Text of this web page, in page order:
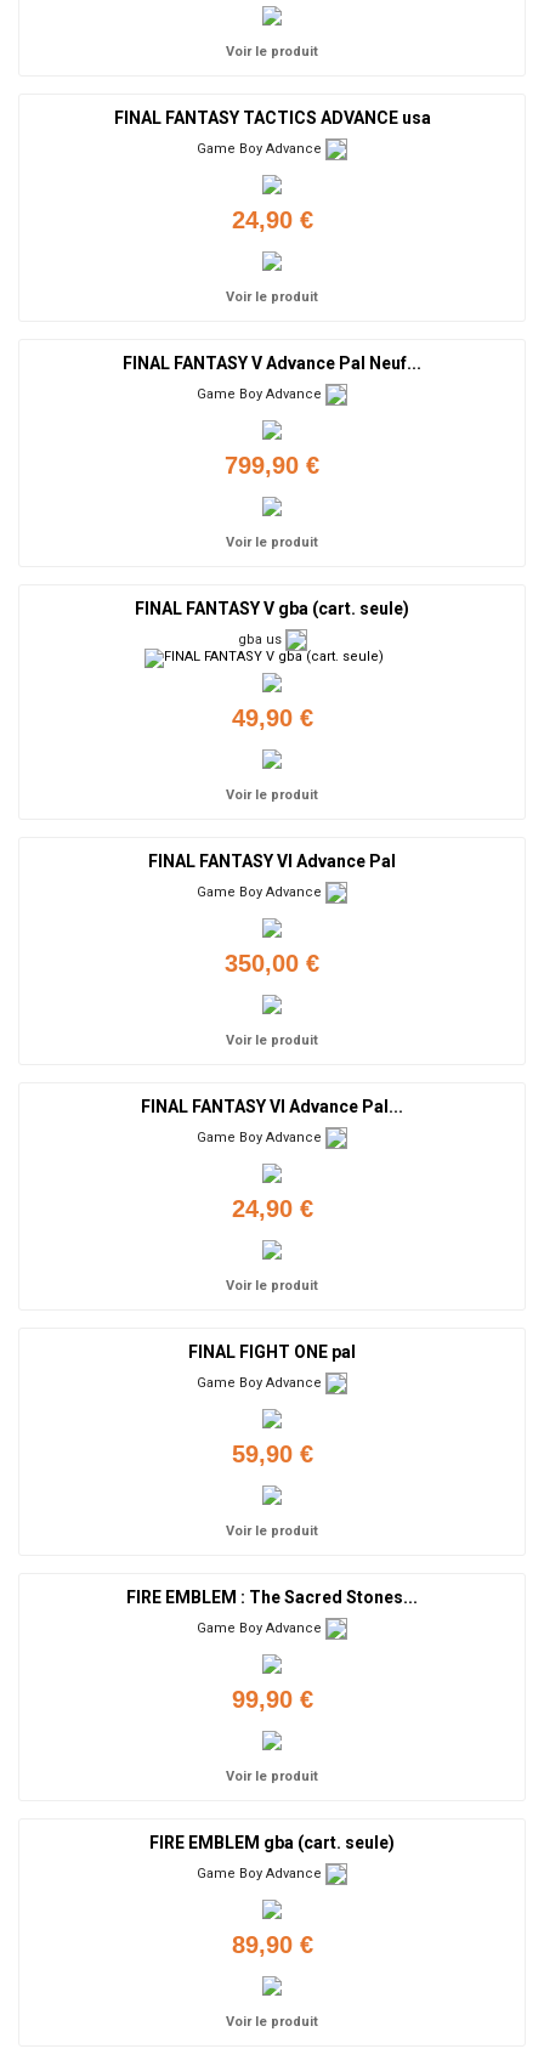
Voir le produit
FINAL FANTASY TACTICS ADVANCE usa
Game Boy Advance
24,90 €
Voir le produit
FINAL FANTASY V Advance Pal Neuf...
Game Boy Advance
799,90 €
Voir le produit
FINAL FANTASY V gba (cart. seule)
gba us
49,90 €
Voir le produit
FINAL FANTASY VI Advance Pal
Game Boy Advance
350,00 €
Voir le produit
FINAL FANTASY VI Advance Pal...
Game Boy Advance
24,90 €
Voir le produit
FINAL FIGHT ONE pal
Game Boy Advance
59,90 €
Voir le produit
FIRE EMBLEM : The Sacred Stones...
Game Boy Advance
99,90 €
Voir le produit
FIRE EMBLEM gba (cart. seule)
Game Boy Advance
89,90 €
Voir le produit